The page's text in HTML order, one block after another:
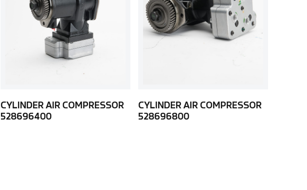
CYLINDER AIR COMPRESSOR
528696400
CYLINDER AIR COMPRESSOR
528696800